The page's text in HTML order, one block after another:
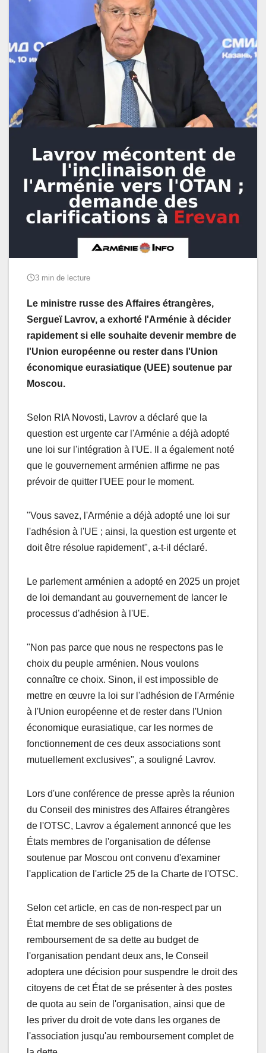
3 min de lecture
Le ministre russe des Affaires étrangères,
Sergueï Lavrov, a exhorté l'Arménie à décider
rapidement si elle souhaite devenir membre de
l'Union européenne ou rester dans l'Union
économique eurasiatique (UEE) soutenue par
Moscou.
Selon RIA Novosti, Lavrov a déclaré que la
question est urgente car l'Arménie a déjà adopté
une loi sur l'intégration à l'UE. Il a également noté
que le gouvernement arménien affirme ne pas
prévoir de quitter l'UEE pour le moment.
"Vous savez, l'Arménie a déjà adopté une loi sur
l'adhésion à l'UE ; ainsi, la question est urgente et
doit être résolue rapidement", a-t-il déclaré.
Le parlement arménien a adopté en 2025 un projet
de loi demandant au gouvernement de lancer le
processus d'adhésion à l'UE.
"Non pas parce que nous ne respectons pas le
choix du peuple arménien. Nous voulons
connaître ce choix. Sinon, il est impossible de
mettre en œuvre la loi sur l'adhésion de l'Arménie
à l'Union européenne et de rester dans l'Union
économique eurasiatique, car les normes de
fonctionnement de ces deux associations sont
mutuellement exclusives", a souligné Lavrov.
Lors d'une conférence de presse après la réunion
du Conseil des ministres des Affaires étrangères
de l'OTSC, Lavrov a également annoncé que les
États membres de l'organisation de défense
soutenue par Moscou ont convenu d'examiner
l'application de l'article 25 de la Charte de l'OTSC.
Selon cet article, en cas de non-respect par un
État membre de ses obligations de
remboursement de sa dette au budget de
l'organisation pendant deux ans, le Conseil
adoptera une décision pour suspendre le droit des
citoyens de cet État de se présenter à des postes
de quota au sein de l'organisation, ainsi que de
les priver du droit de vote dans les organes de
l'association jusqu'au remboursement complet de